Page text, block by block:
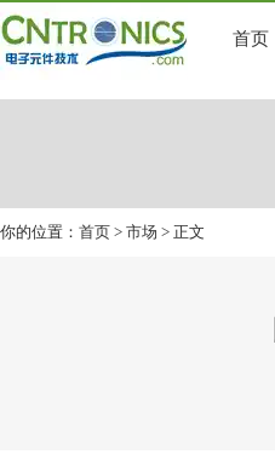
首页
你的位置： 首页 > 市场 > 正文